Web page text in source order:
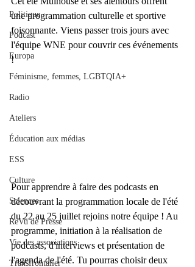
Politique
Podcast
Europa
Féminisme, femmes, LGBTQIA+
Radio
Ateliers
Éducation aux médias
ESS
Culture
Sciences
ReVu de Presse
Vie des associations
Transfrontalier
une programmation culturelle et sportive
foisonnante. Viens passer trois jours avec
l'équipe WNE pour couvrir ces événements
!
Pour apprendre à faire des podcasts en
découvrant la programmation locale de l'été
du 22 au 25 juillet rejoins notre équipe ! Au
programme, initiation à la réalisation de
podcasts, d'interviews et présentation de
l'agenda de l'été. Tu pourras choisir deux